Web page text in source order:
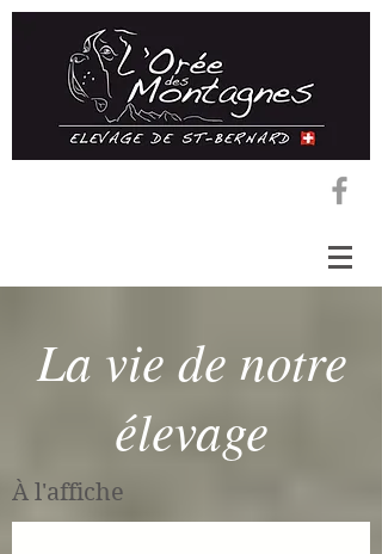
La vie de notre
élevage
À l'affiche